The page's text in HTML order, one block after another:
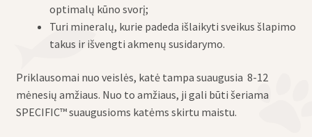
optimalų kūno svorį;
Turi mineralų, kurie padeda išlaikyti sveikus šlapimo
takus ir išvengti akmenų susidarymo.
Priklausomai nuo veislės, katė tampa suaugusia 8-12
mėnesių amžiaus. Nuo to amžiaus, ji gali būti šeriama
SPECIFIC™ suaugusioms katėms skirtu maistu.